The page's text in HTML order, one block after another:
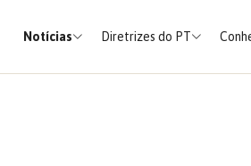
Notícias Diretrizes do PT